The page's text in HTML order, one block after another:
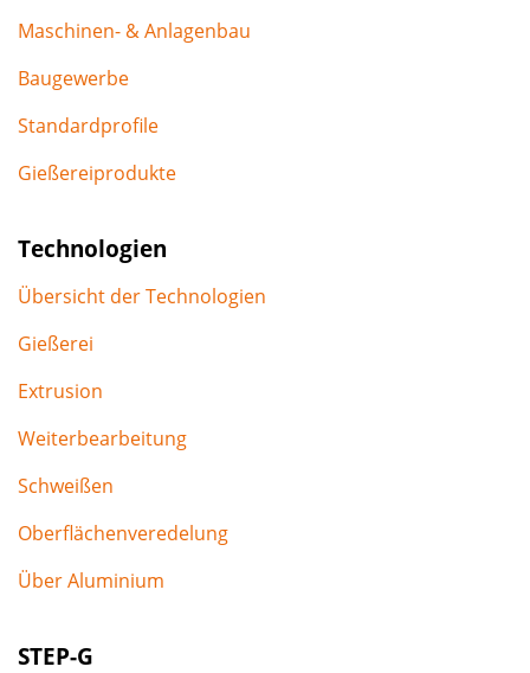
Maschinen- & Anlagenbau
Baugewerbe
Standardprofile
Gießereiprodukte
Technologien
Übersicht der Technologien
Gießerei
Extrusion
Weiterbearbeitung
Schweißen
Oberflächenveredelung
Über Aluminium
STEP-G